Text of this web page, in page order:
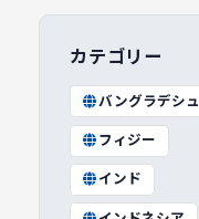
カテゴリー
バングラデシュ
フィジー
インド